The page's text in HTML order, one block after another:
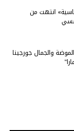
انتهت من
والجمال جورجينا